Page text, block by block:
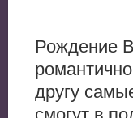
Рождение
другу